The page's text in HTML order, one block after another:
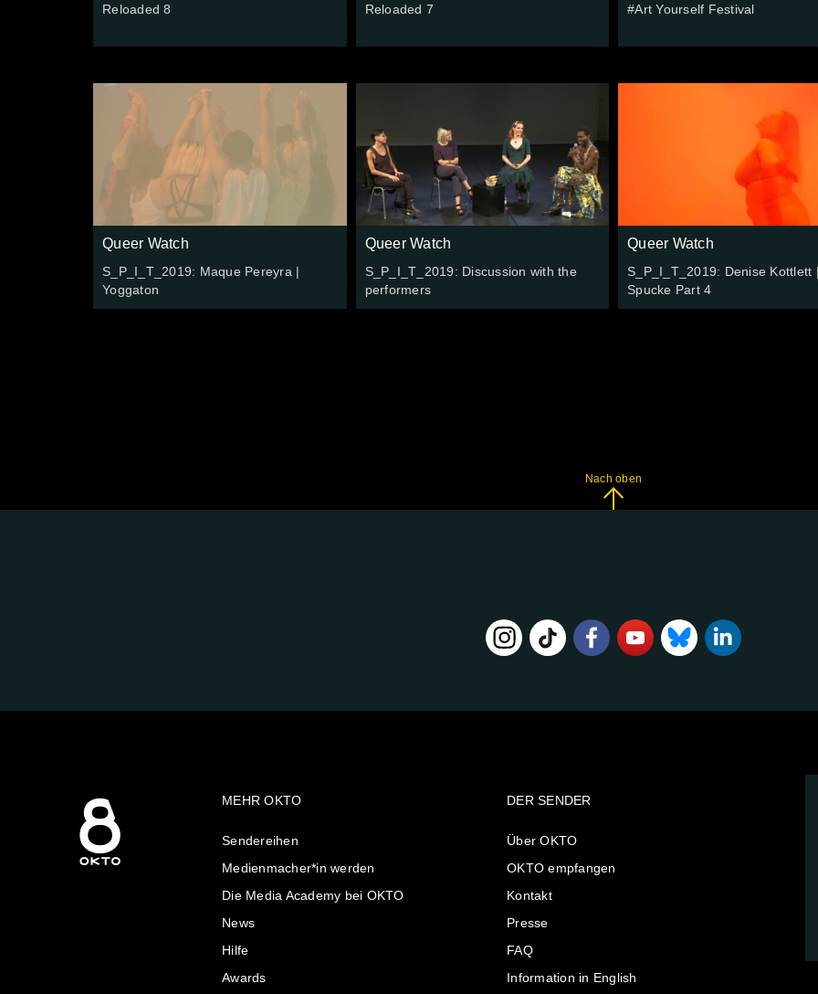
Reloaded 8 Reloaded 7 #Art Yourself Festival
Queer Watch
S_P_I_T_2019: Maque Pereyra |
Yoggaton
Queer Watch
S_P_I_T_2019: Discussion with the
performers
Queer Watch
S_P_I_T_2019: Denise Kottlett |
Spucke Part 4
Nach oben
MEHR OKTO
Sendereihen
Medienmacher*in werden
Die Media Academy bei OKTO
News
Hilfe
Awards
DER SENDER
Über OKTO
OKTO empfangen
Kontakt
Presse
FAQ
Information in English